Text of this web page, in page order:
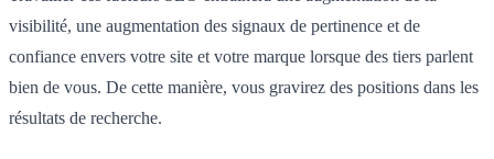
visibilité, une augmentation des signaux de pertinence et de
confiance envers votre site et votre marque lorsque des tiers parlent
bien de vous. De cette manière, vous gravirez des positions dans les
résultats de recherche.